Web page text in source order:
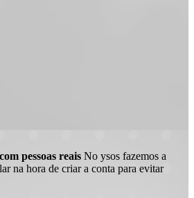
pessoas reais No ysos fazemos a
na hora de criar a conta para evitar